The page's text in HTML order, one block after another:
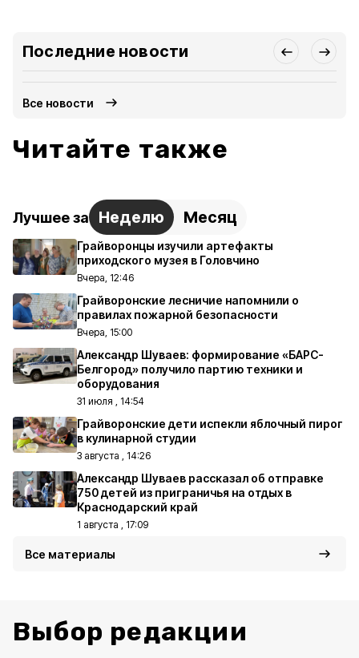
Последние новости
Все новости
Читайте также
Лучшее за Неделю Месяц
Грайворонцы изучили артефакты
приходского музея в Головчино
Вчера, 12:46
Грайворонские лесничие напомнили о
правилах пожарной безопасности
Вчера, 15:00
Александр Шуваев: формирование «БАРС-
Белгород» получило партию техники и
оборудования
31 июля , 14:54
Грайворонские дети испекли яблочный пирог
в кулинарной студии
3 августа , 14:26
Александр Шуваев рассказал об отправке
750 детей из приграничья на отдых в
Краснодарский край
1 августа , 17:09
Все материалы
Выбор редакции